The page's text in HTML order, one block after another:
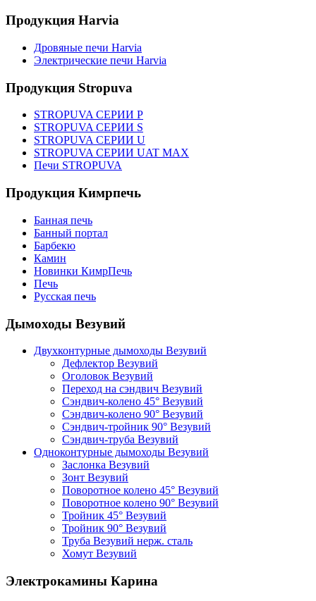
Продукция Harvia
Дровяные печи Harvia
Электрические печи Harvia
Продукция Stropuva
STROPUVA СЕРИИ P
STROPUVA СЕРИИ S
STROPUVA СЕРИИ U
STROPUVA СЕРИИ UAT MAX
Печи STROPUVA
Продукция Кимрпечь
Банная печь
Банный портал
Барбекю
Камин
Новинки КимрПечь
Печь
Русская печь
Дымоходы Везувий
Двухконтурные дымоходы Везувий
Дефлектор Везувий
Оголовок Везувий
Переход на сэндвич Везувий
Сэндвич-колено 45° Везувий
Сэндвич-колено 90° Везувий
Сэндвич-тройник 90° Везувий
Сэндвич-труба Везувий
Одноконтурные дымоходы Везувий
Заслонка Везувий
Зонт Везувий
Поворотное колено 45° Везувий
Поворотное колено 90° Везувий
Тройник 45° Везувий
Тройник 90° Везувий
Труба Везувий нерж. сталь
Хомут Везувий
Электрокамины Карина